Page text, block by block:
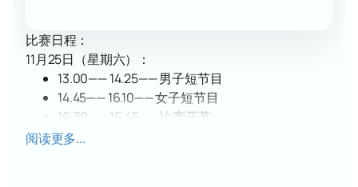
比赛日程：
11月25日（星期六）：
13.00—— 14.25—— 男子短节目
14.45—— 16.10—— 女子短节目
16.30—— 16.45—— 比赛开幕
17:00 – 18:00—— 双人、短节目
阅读更多...